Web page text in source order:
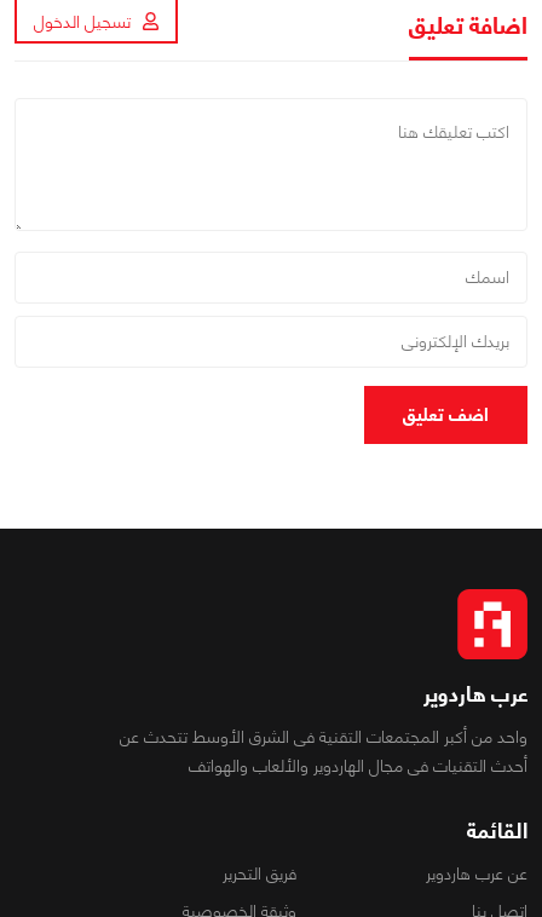
اضافة تعليق تسجيل الدخول
اضف تعليق
عرب هاردوير
واحد من أكبر المجتمعات التقنية فى الشرق الأوسط تتحدث عن
أحدث التقنيات فى مجال الهاردوير والألعاب والهواتف
القائمة
عن عرب هاردوير
فريق التحرير
اتصل بنا
وثيقة الخصوصية